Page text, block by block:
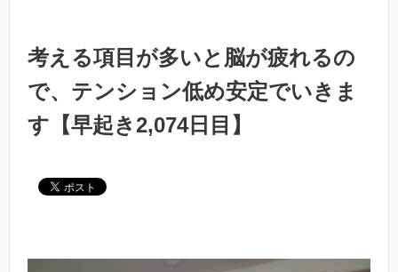
考える項目が多いと脳が疲れるの
で、テンション低め安定でいきま
す【早起き2,074日目】